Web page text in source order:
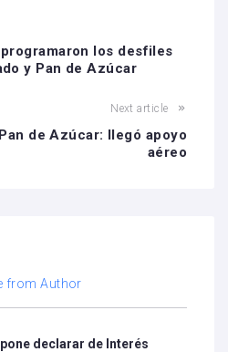
los desfiles
y Pan de Azúcar
Next article
de Azúcar: llegó apoyo
aéreo
from Author
declarar de Interés